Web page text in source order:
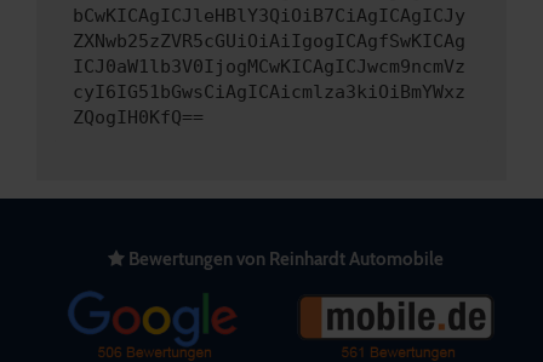
bCwKICAgICJleHBlY3QiOiB7CiAgICAgICJy
ZXNwb25zZVR5cGUiOiAiIgogICAgfSwKICAg
ICJ0aW1lb3V0IjogMCwKICAgICJwcm9ncmVz
cyI6IG51bGwsCiAgICAicmlza3kiOiBmYWxz
ZQogIH0KfQ==
Bewertungen von Reinhardt Automobile